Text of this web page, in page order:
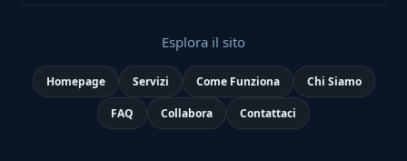
Esplora il sito
Homepage Servizi Come Funziona Chi Siamo
FAQ Collabora Contattaci